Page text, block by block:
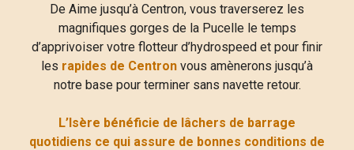
De Aime jusqu’à Centron, vous traverserez les
magnifiques gorges de la Pucelle le temps
d’apprivoiser votre flotteur d’hydrospeed et pour finir
les rapides de Centron vous amènerons jusqu’à
notre base pour terminer sans navette retour.
L’Isère bénéficie de lâchers de barrage
quotidiens ce qui assure de bonnes conditions de